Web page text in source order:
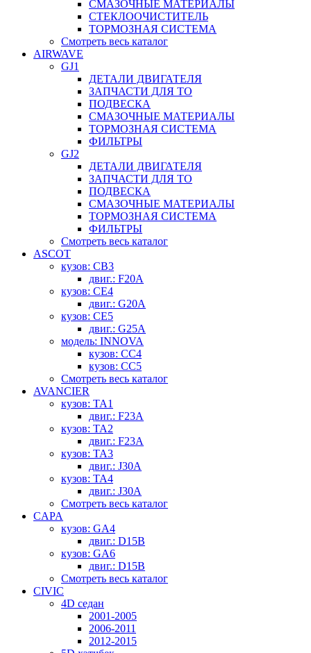
СМАЗОЧНЫЕ МАТЕРИАЛЫ
СТЕКЛООЧИСТИТЕЛЬ
ТОРМОЗНАЯ СИСТЕМА
Смотреть весь каталог
AIRWAVE
GJ1
ДЕТАЛИ ДВИГАТЕЛЯ
ЗАПЧАСТИ ДЛЯ ТО
ПОДВЕСКА
СМАЗОЧНЫЕ МАТЕРИАЛЫ
ТОРМОЗНАЯ СИСТЕМА
ФИЛЬТРЫ
GJ2
ДЕТАЛИ ДВИГАТЕЛЯ
ЗАПЧАСТИ ДЛЯ ТО
ПОДВЕСКА
СМАЗОЧНЫЕ МАТЕРИАЛЫ
ТОРМОЗНАЯ СИСТЕМА
ФИЛЬТРЫ
Смотреть весь каталог
ASCOT
кузов: CB3
двиг.: F20A
кузов: CE4
двиг.: G20A
кузов: CE5
двиг.: G25A
модель: INNOVA
кузов: CC4
кузов: CC5
Смотреть весь каталог
AVANCIER
кузов: TA1
двиг.: F23A
кузов: TA2
двиг.: F23A
кузов: TA3
двиг.: J30A
кузов: TA4
двиг.: J30A
Смотреть весь каталог
CAPA
кузов: GA4
двиг.: D15B
кузов: GA6
двиг.: D15B
Смотреть весь каталог
CIVIC
4D седан
2001-2005
2006-2011
2012-2015